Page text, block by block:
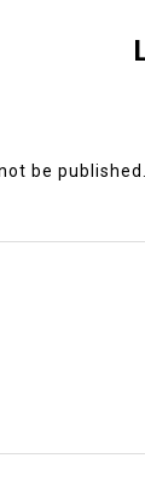
be published.